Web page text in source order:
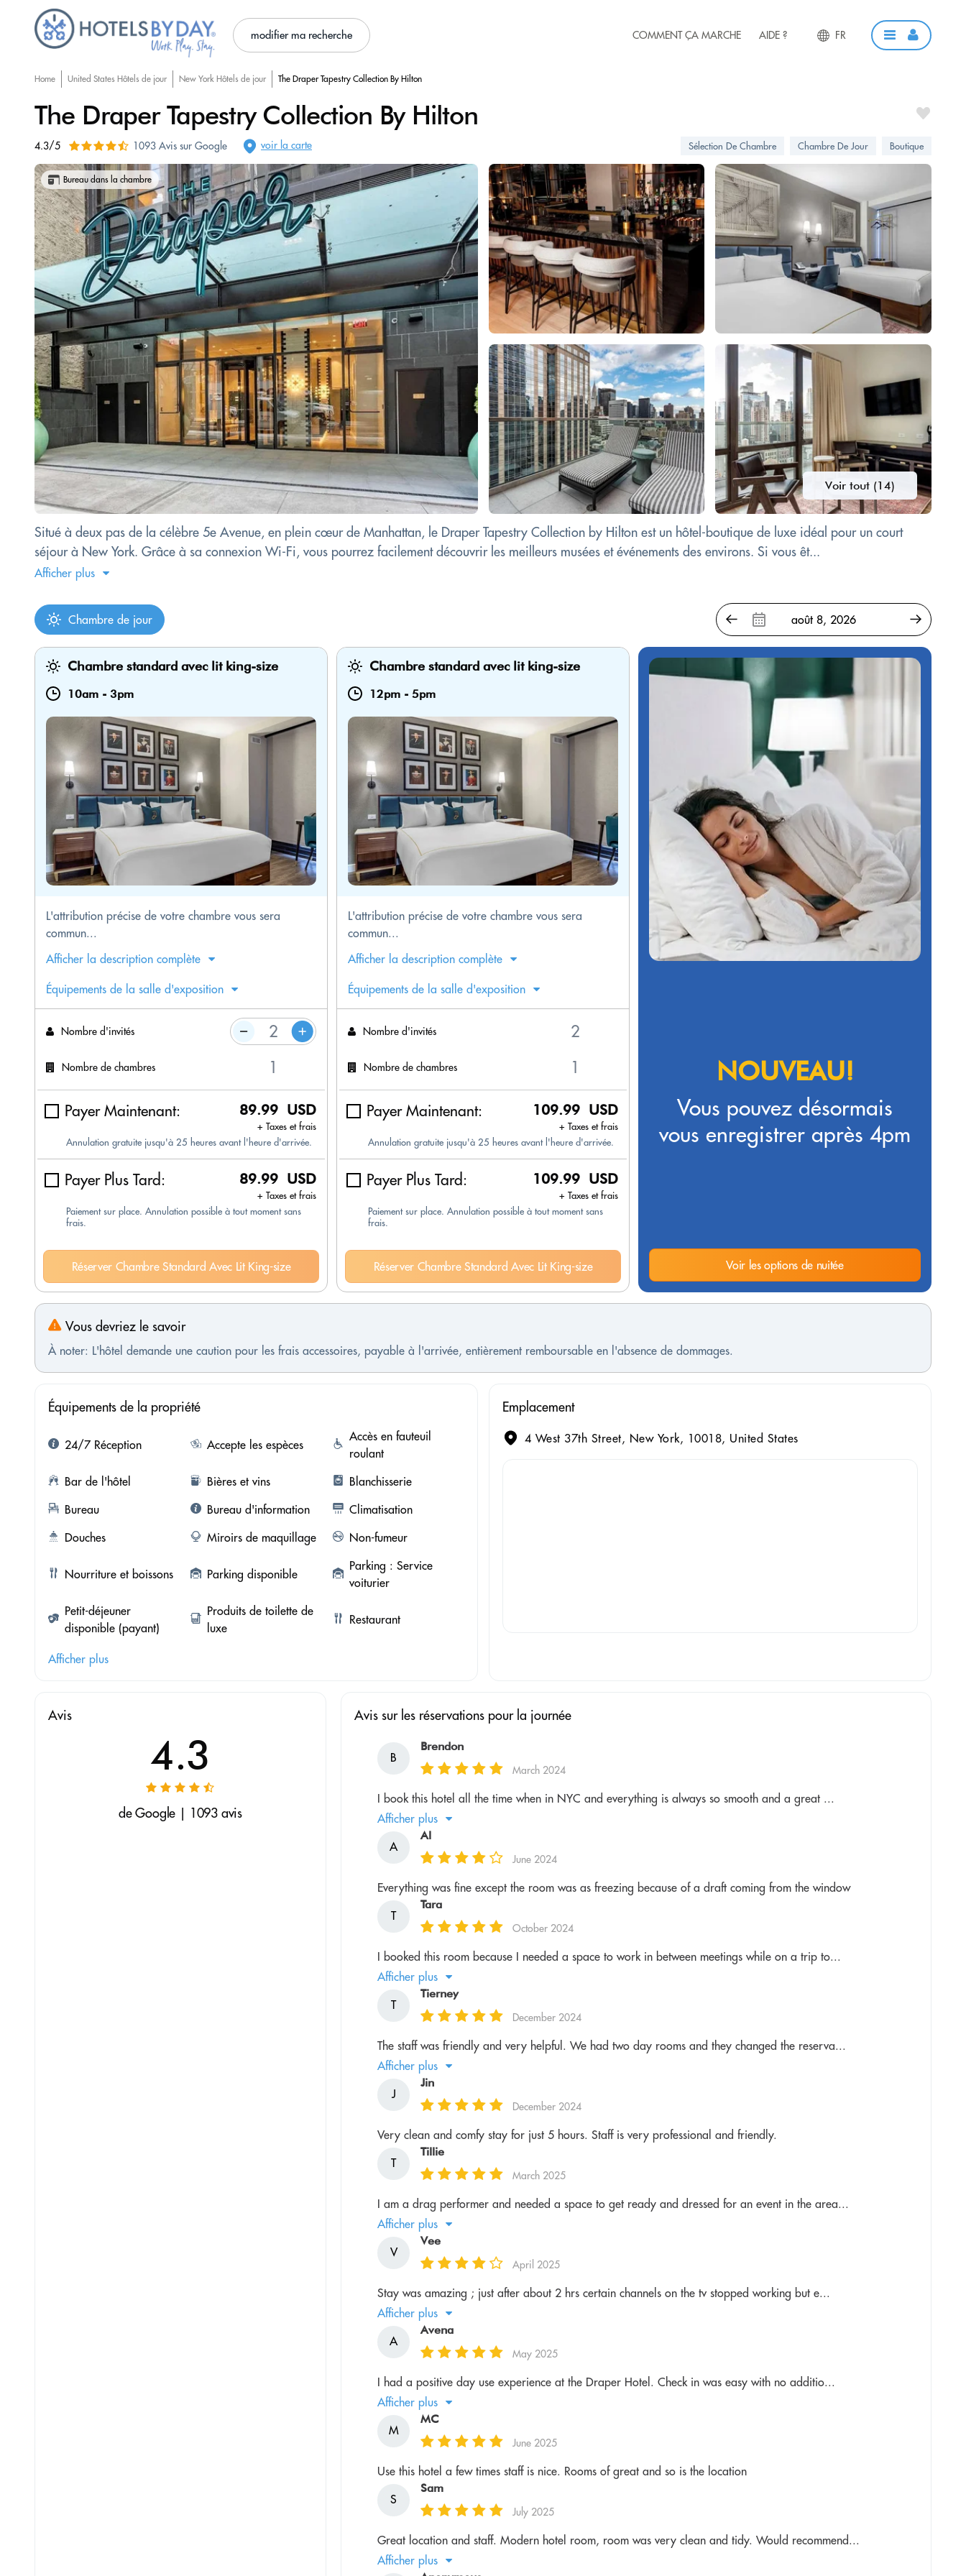
modifier ma recherche COMMENT ÇA MARCHE AIDE ? FR
Home United States Hôtels de jour New York Hôtels de jour The Draper Tapestry Collection By Hilton
The Draper Tapestry Collection By Hilton
4.3/5 1093 Avis sur Google voir la carte Sélection De Chambre Chambre De Jour Boutique
Voir tout (14)
Bureau dans la chambre
Situé à deux pas de la célèbre 5e Avenue, en plein cœur de Manhattan, le Draper Tapestry Collection by Hilton est un hôtel-boutique de luxe idéal pour un court
séjour à New York. Grâce à sa connexion Wi-Fi, vous pourrez facilement découvrir les meilleurs musées et événements des environs. Si vous êt...
Afficher plus
Chambre de jour
Chambre standard avec lit king-size
10am - 3pm
L'attribution précise de votre chambre vous sera
commun...
Afficher la description complète
Équipements de la salle d'exposition
Nombre d'invités
Nombre de chambres
Payer Maintenant: 89.99 USD
+ Taxes et frais
Annulation gratuite jusqu'à 25 heures avant l'heure d'arrivée.
Payer Plus Tard: 89.99 USD
+ Taxes et frais
Paiement sur place. Annulation possible à tout moment sans
frais.
Réserver Chambre Standard Avec Lit King-size
Chambre standard avec lit king-size
12pm - 5pm
L'attribution précise de votre chambre vous sera
commun...
Afficher la description complète
Équipements de la salle d'exposition
Nombre d'invités
Nombre de chambres
Payer Maintenant: 109.99 USD
+ Taxes et frais
Annulation gratuite jusqu'à 25 heures avant l'heure d'arrivée.
Payer Plus Tard: 109.99 USD
+ Taxes et frais
Paiement sur place. Annulation possible à tout moment sans
frais.
Réserver Chambre Standard Avec Lit King-size
NOUVEAU!
Vous pouvez désormais
vous enregistrer après 4pm
Voir les options de nuitée
Vous devriez le savoir
À noter: L'hôtel demande une caution pour les frais accessoires, payable à l'arrivée, entièrement remboursable en l'absence de dommages.
Équipements de la propriété
24/7 Réception Accepte les espèces
Accès en fauteuil
roulant
Bar de l'hôtel
Bières et vins
Blanchisserie
Bureau
Bureau d'information
Climatisation
Douches
Miroirs de maquillage Non-fumeur
Nourriture et boissons Parking disponible
Parking : Service
voiturier
Petit-déjeuner
disponible (payant)
Produits de toilette de
luxe
Restaurant
Afficher plus
Emplacement
4 West 37th Street, New York, 10018, United States
Avis
4.3
de Google | 1093 avis
Avis sur les réservations pour la journée
B
Brendon
March 2024
I book this hotel all the time when in NYC and everything is always so smooth and a great ...
Afficher plus
A
Al
June 2024
Everything was fine except the room was as freezing because of a draft coming from the window
T
Tara
October 2024
I booked this room because I needed a space to work in between meetings while on a trip to...
Afficher plus
T
Tierney
December 2024
The staff was friendly and very helpful. We had two day rooms and they changed the reserva...
Afficher plus
J
Jin
December 2024
Very clean and comfy stay for just 5 hours. Staff is very professional and friendly.
T
Tillie
March 2025
I am a drag performer and needed a space to get ready and dressed for an event in the area...
Afficher plus
V
Vee
April 2025
Stay was amazing ; just after about 2 hrs certain channels on the tv stopped working but e...
Afficher plus
A
Avena
May 2025
I had a positive day use experience at the Draper Hotel. Check in was easy with no additio...
Afficher plus
M
MC
June 2025
Use this hotel a few times staff is nice. Rooms of great and so is the location
S
Sam
July 2025
Great location and staff. Modern hotel room, room was very clean and tidy. Would recommend...
Afficher plus